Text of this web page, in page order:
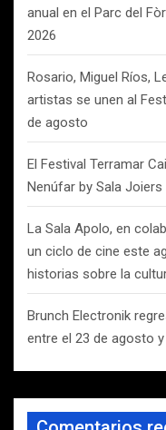
anual en el Parc del
2026
Rosario, Miguel Ríos,
artistas se unen al
de agosto
El Festival Terramar
Nenúfar by Sala Joiers
La Sala Apolo, en
un ciclo de cine este
historias sobre la
Brunch Electronik
entre el 23 de agosto